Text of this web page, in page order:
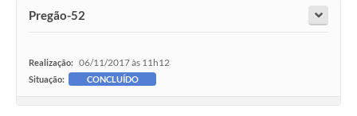
Pregão-52
Realização: 06/11/2017 às 11h12
Situação: CONCLUÍDO